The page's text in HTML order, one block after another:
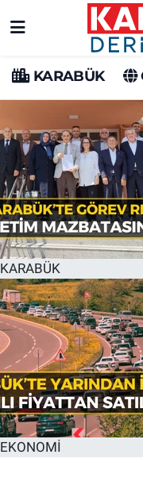
KARABÜK
KARABÜK
EKONOMİ
Karabük Hava
Karabük Trafik
Süper Lig Puan
Tüm Manşetler
Son Dakika
Haber Arşivi